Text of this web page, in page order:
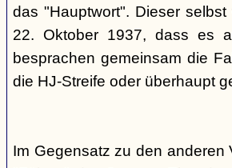
das "Hauptwort". Dieser
22. Oktober 1937, dass es
besprachen gemeinsam die
die HJ-Streife oder überhaupt
Im Gegensatz zu den anderen